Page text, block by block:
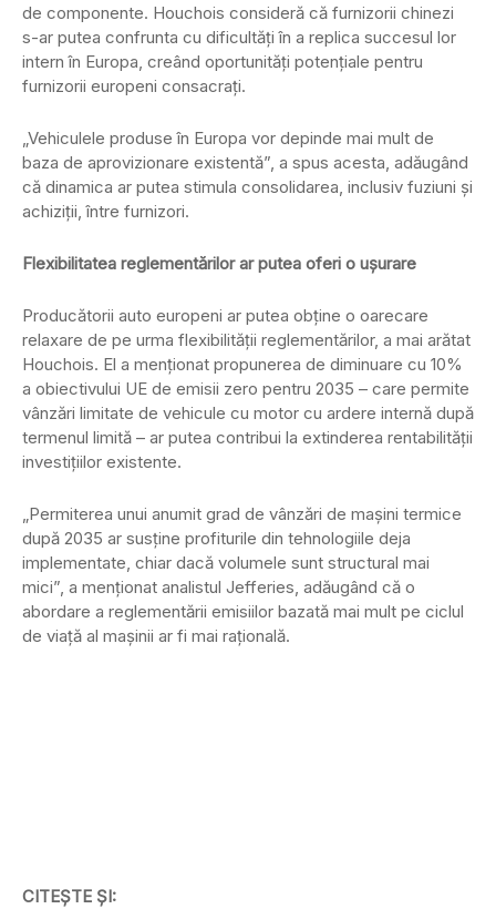
de componente. Houchois consideră că furnizorii chinezi
s-ar putea confrunta cu dificultăți în a replica succesul lor
intern în Europa, creând oportunități potențiale pentru
furnizorii europeni consacrați.
„Vehiculele produse în Europa vor depinde mai mult de
baza de aprovizionare existentă”, a spus acesta, adăugând
că dinamica ar putea stimula consolidarea, inclusiv fuziuni și
achiziții, între furnizori.
Flexibilitatea reglementărilor ar putea oferi o ușurare
Producătorii auto europeni ar putea obține o oarecare
relaxare de pe urma flexibilității reglementărilor, a mai arătat
Houchois. El a menționat propunerea de diminuare cu 10%
a obiectivului UE de emisii zero pentru 2035 – care permite
vânzări limitate de vehicule cu motor cu ardere internă după
termenul limită – ar putea contribui la extinderea rentabilității
investițiilor existente.
„Permiterea unui anumit grad de vânzări de mașini termice
după 2035 ar susține profiturile din tehnologiile deja
implementate, chiar dacă volumele sunt structural mai
mici”, a menționat analistul Jefferies, adăugând că o
abordare a reglementării emisiilor bazată mai mult pe ciclul
de viață al mașinii ar fi mai rațională.
CITEȘTE ȘI: